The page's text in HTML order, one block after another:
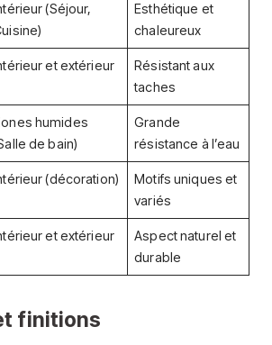
(Séjour,
Esthétique et
chaleureux
et extérieur
Résistant aux
taches
humides
de bain)
Grande
résistance à l’eau
(décoration)
Motifs uniques et
variés
et extérieur
Aspect naturel et
durable
finitions